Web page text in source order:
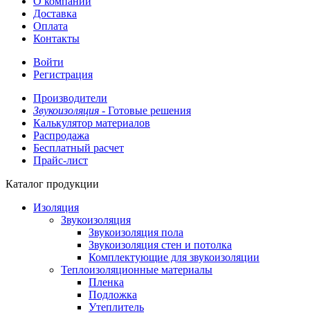
Доставка
Оплата
Контакты
Войти
Регистрация
Производители
Звукоизоляция - Готовые решения
Калькулятор материалов
Распродажа
Бесплатный расчет
Прайс-лист
Каталог продукции
Изоляция
Звукоизоляция
Звукоизоляция пола
Звукоизоляция стен и потолка
Комплектующие для звукоизоляции
Теплоизоляционные материалы
Пленка
Подложка
Утеплитель